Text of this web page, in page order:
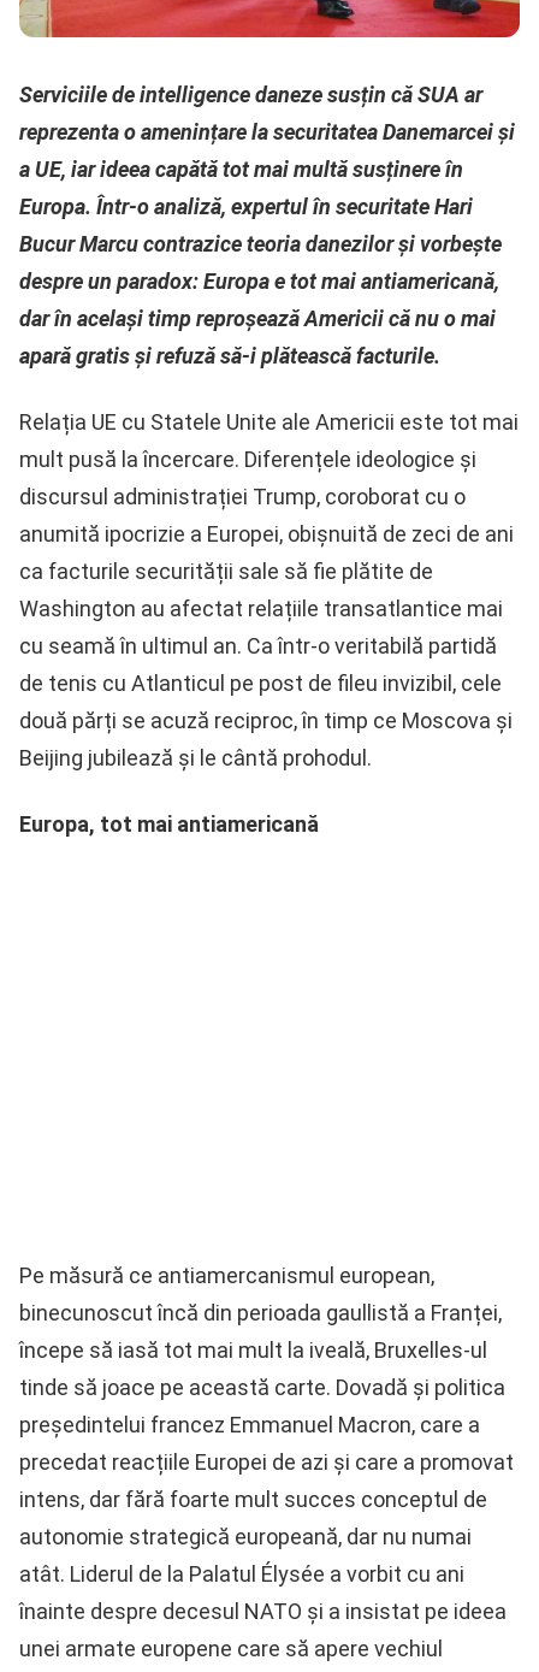
Serviciile de intelligence daneze susțin că SUA ar
reprezenta o amenințare la securitatea Danemarcei și
a UE, iar ideea capătă tot mai multă susținere în
Europa. Într-o analiză, expertul în securitate Hari
Bucur Marcu contrazice teoria danezilor și vorbește
despre un paradox: Europa e tot mai antiamericană,
dar în același timp reproșează Americii că nu o mai
apară gratis și refuză să-i plătească facturile.
Relația UE cu Statele Unite ale Americii este tot mai
mult pusă la încercare. Diferențele ideologice și
discursul administrației Trump, coroborat cu o
anumită ipocrizie a Europei, obișnuită de zeci de ani
ca facturile securității sale să fie plătite de
Washington au afectat relațiile transatlantice mai
cu seamă în ultimul an. Ca într-o veritabilă partidă
de tenis cu Atlanticul pe post de fileu invizibil, cele
două părți se acuză reciproc, în timp ce Moscova și
Beijing jubilează și le cântă prohodul.
Europa, tot mai antiamericană
Pe măsură ce antiamercanismul european,
binecunoscut încă din perioada gaullistă a Franței,
începe să iasă tot mai mult la iveală, Bruxelles-ul
tinde să joace pe această carte. Dovadă și politica
președintelui francez Emmanuel Macron, care a
precedat reacțiile Europei de azi și care a promovat
intens, dar fără foarte mult succes conceptul de
autonomie strategică europeană, dar nu numai
atât. Liderul de la Palatul Élysée a vorbit cu ani
înainte despre decesul NATO și a insistat pe ideea
unei armate europene care să apere vechiul